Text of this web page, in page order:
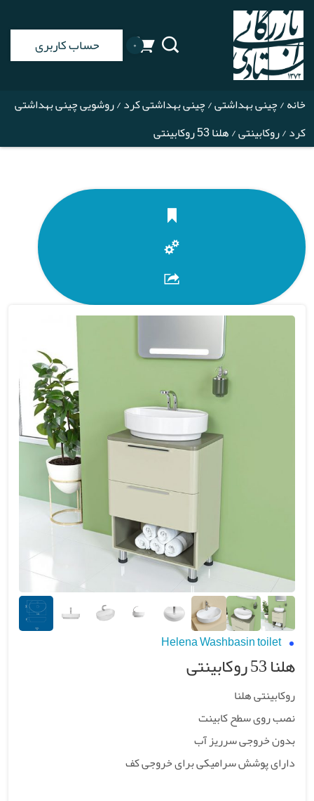
۰ حساب کاربری
خانه/چینی بهداشتی/چینی بهداشتی کرد/روشویی چینی بهداشتی
کرد/روکابینتی/ هلنا 53 روکابینتی
Helena Washbasin toilet
هلنا 53 روکابینتی
روکابینتی هلنا
نصب روی سطح کابینت
بدون خروجی سرریز آب
دارای پوشش سرامیکی برای خروجی کف